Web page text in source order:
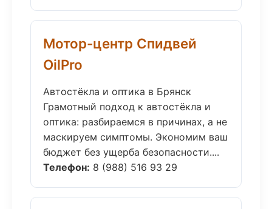
Мотор-центр Спидвей
OilPro
Автостёкла и оптика в Брянск
Грамотный подход к автостёкла и
оптика: разбираемся в причинах, а не
маскируем симптомы. Экономим ваш
бюджет без ущерба безопасности....
Телефон: 8 (988) 516 93 29